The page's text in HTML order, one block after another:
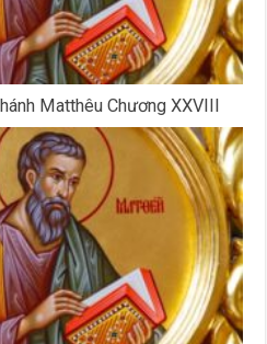
Matthêu Chương XXVIII